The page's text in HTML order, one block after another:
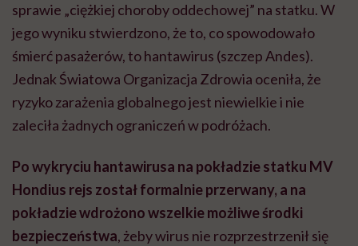
sprawie „ciężkiej choroby oddechowej” na statku. W
jego wyniku stwierdzono, że to, co spowodowało
śmierć pasażerów, to hantawirus (szczep Andes).
Jednak Światowa Organizacja Zdrowia oceniła, że
ryzyko zarażenia globalnego jest niewielkie i nie
zaleciła żadnych ograniczeń w podróżach.
Po wykryciu hantawirusa na pokładzie statku MV
Hondius rejs został formalnie przerwany, a na
pokładzie wdrożono wszelkie możliwe środki
bezpieczeństwa, żeby wirus nie rozprzestrzenił się